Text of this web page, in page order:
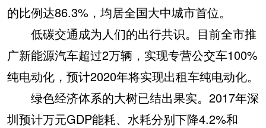
的比例达86.3%，均居全国大中城市首位。
低碳交通成为人们的出行共识。目前全市推
广新能源汽车超过2万辆，实现专营公交车100%
纯电动化，预计2020年将实现出租车纯电动化。
绿色经济体系的大树已结出果实。2017年深
圳预计万元GDP能耗、水耗分别下降4.2%和